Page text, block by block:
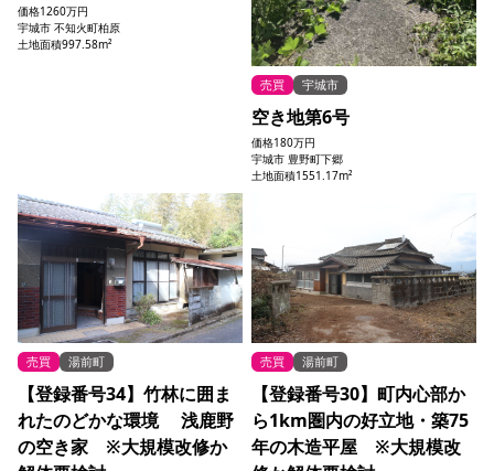
価格1260万円
宇城市 不知火町柏原
土地面積997.58m²
売買 宇城市
空き地第6号
価格180万円
宇城市 豊野町下郷
土地面積1551.17m²
売買 湯前町
【登録番号34】竹林に囲ま
れたのどかな環境 浅鹿野
の空き家 ※大規模改修か
売買 湯前町
【登録番号30】町内心部か
ら1km圏内の好立地・築75
年の木造平屋 ※大規模改